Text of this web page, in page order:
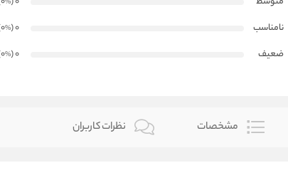
%
نامناسب
0
(0
%
ضعیف
0
(0
%
مشخصات نظرات کاربران